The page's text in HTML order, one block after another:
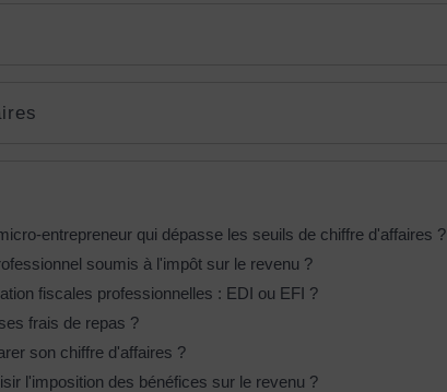
entrepreneur qui dépasse les seuils de chiffre d'affaires ?
soumis à l'impôt sur le revenu ?
fiscales professionnelles : EDI ou EFI ?
frais de repas ?
son chiffre d'affaires ?
l'imposition des bénéfices sur le revenu ?